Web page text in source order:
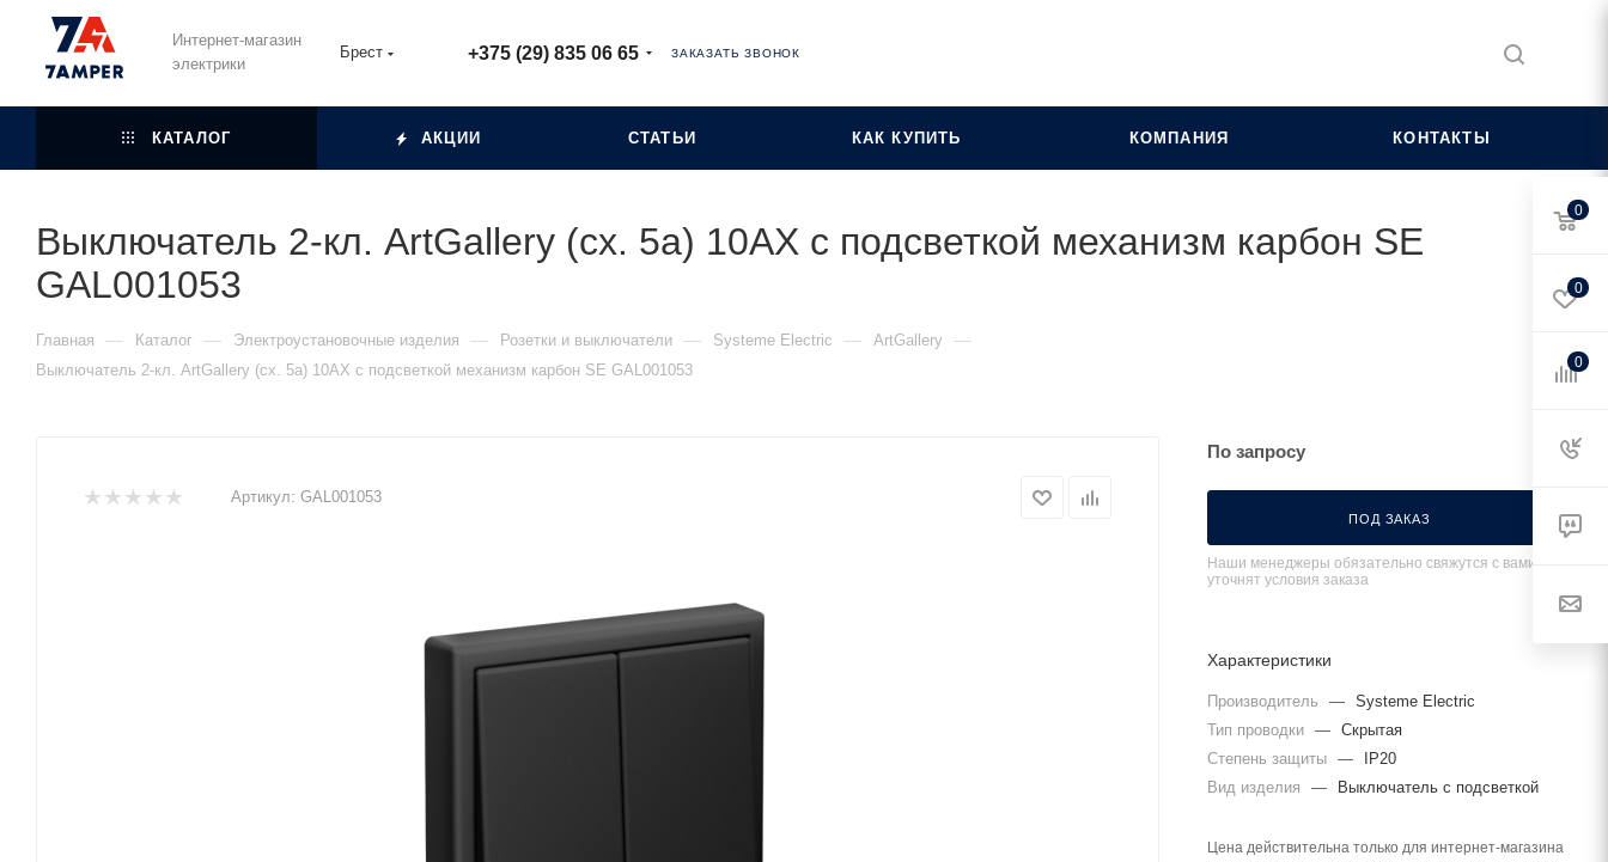
Интернет-магазин
электрики
Брест +375 (29) 835 06 65 ЗАКАЗАТЬ ЗВОНОК
КАТАЛОГ АКЦИИ СТАТЬИ КАК КУПИТЬ КОМПАНИЯ КОНТАКТЫ
Выключатель 2-кл. ArtGallery (сх. 5а) 10AX с подсветкой механизм карбон SE
GAL001053
Главная — Каталог — Электроустановочные изделия — Розетки и выключатели — Systeme Electric — ArtGallery —
Выключатель 2-кл. ArtGallery (сх. 5а) 10AX с подсветкой механизм карбон SE GAL001053
Артикул: GAL001053
По запросу
ПОД ЗАКАЗ
Наши менеджеры обязательно свяжутся с вами и
уточнят условия заказа
Характеристики
Производитель — Systeme Electric
Тип проводки — Скрытая
Степень защиты —
IP20
Вид изделия
— Выключатель с подсветкой
Цена действительна только для интернет-магазина
0
0
0